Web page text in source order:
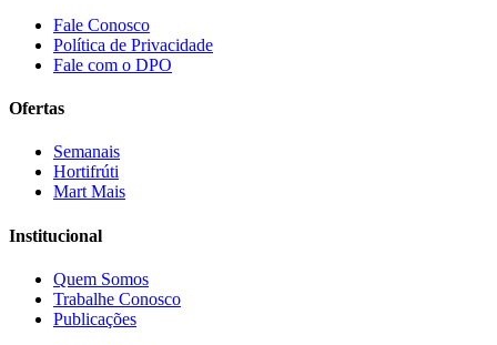
Fale Conosco
Política de Privacidade
Fale com o DPO
Ofertas
Semanais
Hortifrúti
Mart Mais
Institucional
Quem Somos
Trabalhe Conosco
Publicações